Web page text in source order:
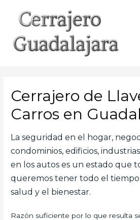
contenido
Cerrajero de
Carros en
La seguridad en el hogar,
condominios, edificios,
en los autos es un estado que
queremos tener todo el tiempo
salud y el bienestar.
Razón suficiente por lo que resulta